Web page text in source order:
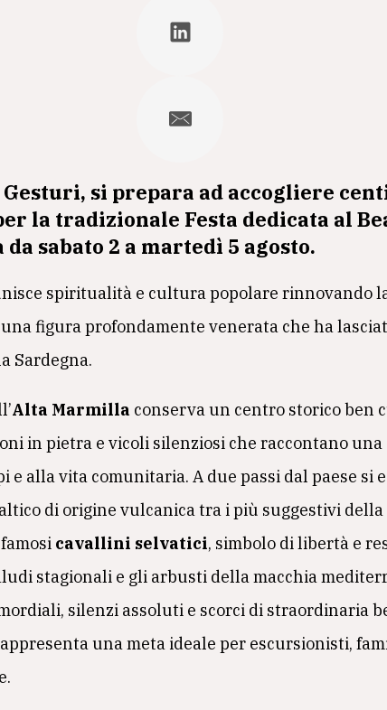
Gesturi, si prepara ad accogliere
la tradizionale Festa dedicata al
sabato 2 a martedì 5 agosto.
spiritualità e cultura popolare rinnovando
figura profondamente venerata che ha
Sardegna.
Alta Marmilla conserva un centro storico ben
in pietra e vicoli silenziosi che raccontano
e alla vita comunitaria. A due passi dal paese si
di origine vulcanica tra i più suggestivi della
cavallini selvatici, simbolo di libertà e
stagionali e gli arbusti della macchia
silenzi assoluti e scorci di straordinaria
una meta ideale per escursionisti,